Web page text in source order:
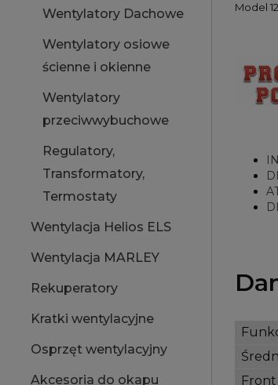
Wentylatory Dachowe
Wentylatory osiowe
ścienne i okienne
Wentylatory
przeciwwybuchowe
Regulatory,
Transformatory,
Termostaty
Wentylacja Helios ELS
Wentylacja MARLEY
Rekuperatory
Kratki wentylacyjne
Osprzęt wentylacyjny
Akcesoria do okapu
Model
Front